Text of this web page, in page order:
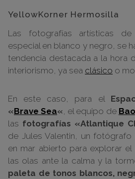
YellowKorner Hermosilla
Las fotografías artísticas
especial en blanco y negro, se
tendencia destacada a la hora
interiorismo, ya sea clásico o
En este caso, para el
«Brave Sea«, el equipo de
las fotografías «Atlantique
de Jules Valentin, un
en mar abierto para explorar
las olas ante la calma y la
paleta de tonos blancos,